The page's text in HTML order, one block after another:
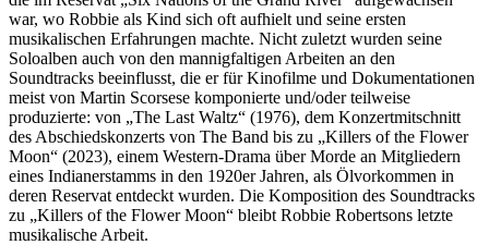
war, wo Robbie als Kind sich oft aufhielt und seine ersten
musikalischen Erfahrungen machte. Nicht zuletzt wurden seine
Soloalben auch von den mannigfaltigen Arbeiten an den
Soundtracks beeinflusst, die er für Kinofilme und Dokumentationen
meist von Martin Scorsese komponierte und/oder teilweise
produzierte: von „The Last Waltz“ (1976), dem Konzertmitschnitt
des Abschiedskonzerts von The Band bis zu „Killers of the Flower
Moon“ (2023), einem Western-Drama über Morde an Mitgliedern
eines Indianerstamms in den 1920er Jahren, als Ölvorkommen in
deren Reservat entdeckt wurden. Die Komposition des Soundtracks
zu „Killers of the Flower Moon“ bleibt Robbie Robertsons letzte
musikalische Arbeit.